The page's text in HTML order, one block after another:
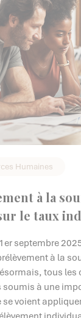
Humaines
à la
le taux
septembre
à la
tous les
soumis à une
voient